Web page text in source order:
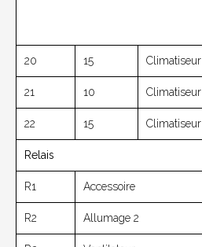
20 15 Climatiseur
21 10 Climatiseur
22 15 Climatiseur
Relais
R1 Accessoire
R2 Allumage 2